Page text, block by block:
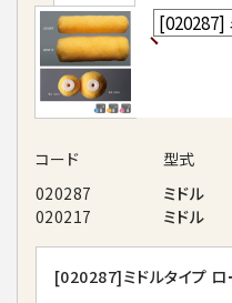
コード 型式
020287
ミドル
020217
ミドル
[020287]ミドルタイプ